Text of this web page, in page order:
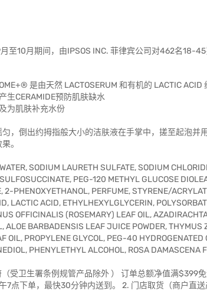
至10月期间，由IPSOS INC. 菲律宾公司对462名18-
是由天然 LACTOSERUM 和有机的 LACTIC
生CERAMIDE预防肌肤缺水
为肌肤补充水份
，倒出约拇指般大小的洁肤液在手掌中，搓至起泡并
。
SODIUM LAURETH SULFATE, SODIUM
PEG-120 METHYL GLUCOSE
2-PHENOXYETHANOL, PERFUME, STYRENE/
LACTIC ACID, ETHYLHEXYLGLYCERIN,
OFFICINALIS (ROSEMARY) LEAF OIL,
ALOE BARBADENSIS LEAF JUICE POWDER, THYMUS
OIL, PROPYLENE GLYCOL, PEG-40
PHENYLETHYL ALCOHOL, ROSA DAMASCENA
（受卫生署条例规管产品除外 ） 订单总额净值满$399
午7点下单，最快30分钟内送到​。 2. 门店取货（商户直